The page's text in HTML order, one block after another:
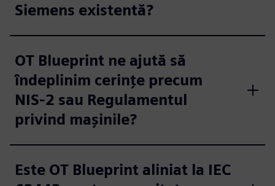
Siemens existentă?
OT Blueprint ne ajută să
îndeplinim cerințe precum
NIS-2 sau Regulamentul
privind mașinile?
Este OT Blueprint aliniat la IEC